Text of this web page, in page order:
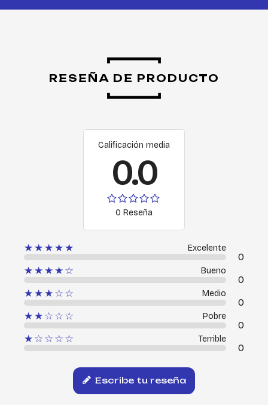
RESEÑA DE PRODUCTO
Calificación media
0.0
0 Reseña
★★★★★ Excelente
0
★★★★☆
Bueno
0
★★★☆☆
Medio
0
★★☆☆☆
Pobre
0
★☆☆☆☆
Terrible
0
Escribe tu reseña